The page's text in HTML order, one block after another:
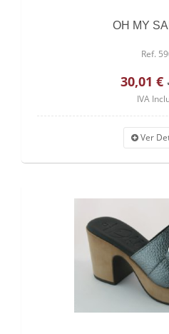
OH MY
Ref.
30,01 €
IVA
Ver